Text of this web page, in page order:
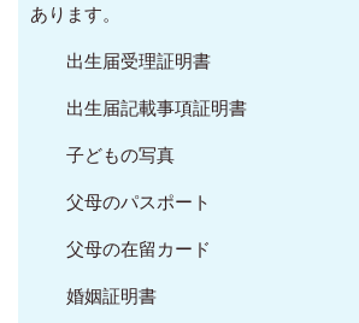
あります。
出生届受理証明書
出生届記載事項証明書
子どもの写真
父母のパスポート
父母の在留カード
婚姻証明書